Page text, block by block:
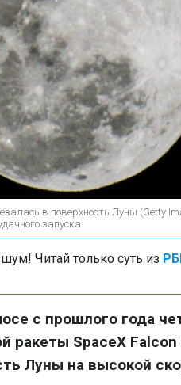
в поверхность Луны (Getty
запуска
Читай только суть из
с прошлого года
ракеты SpaceX
Луны на высокой